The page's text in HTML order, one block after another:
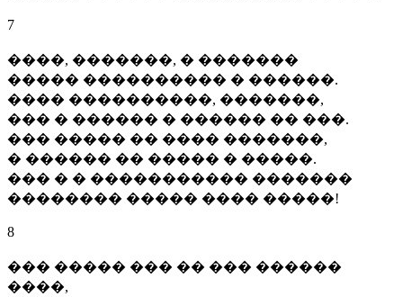
7
����, �������, � �������
����� ���������� � ������.
���� ����������, �������,
��� � ������ � ������ �� ���.
��� ����� �� ���� �������,
� ������ �� ����� � �����.
��� � � ����������� �������
�������� ����� ���� �����!
8
��� ����� ��� �� ��� ������
����,